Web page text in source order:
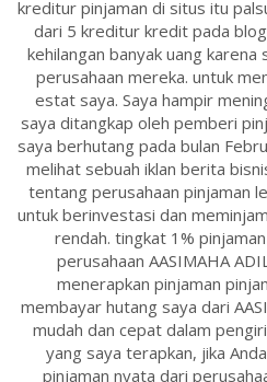
kreditur pinjaman di situs itu
dari 5 kreditur kredit pada
kehilangan banyak uang
perusahaan mereka. untuk
estat saya. Saya hampir
saya ditangkap oleh pemberi
saya berhutang pada bulan
melihat sebuah iklan berita
tentang perusahaan pinjaman
untuk berinvestasi dan
rendah. tingkat 1%
perusahaan AASIMAHA
menerapkan pinjaman
membayar hutang saya dari
mudah dan cepat dalam
yang saya terapkan, jika
pinjaman nyata dari